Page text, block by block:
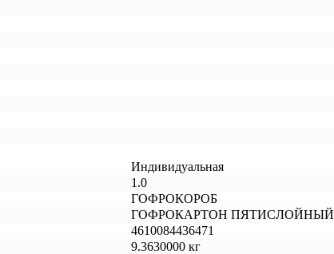
Индивидуальная
1.0
ГОФРОКОРОБ
ГОФРОКАРТОН ПЯТИСЛОЙНЫЙ
4610084436471
9.3630000 кг